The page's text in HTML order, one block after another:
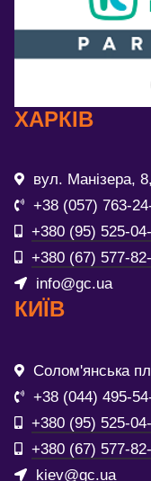
ХАРКІВ
вул. Манізера,
+38 (057) 763-
+380 (95) 525-
+380 (67) 577-
info@gc.ua
КИЇВ
Солом'янська
+38 (044) 495-
+380 (95) 525-
+380 (67) 577-
kiev@gc.ua